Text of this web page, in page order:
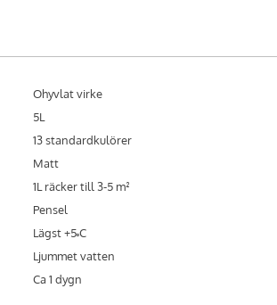
Ohyvlat virke
5L
13 standardkulörer
Matt
1L räcker till 3-5 m²
Pensel
Lägst +5˚C
Ljummet vatten
Ca 1 dygn